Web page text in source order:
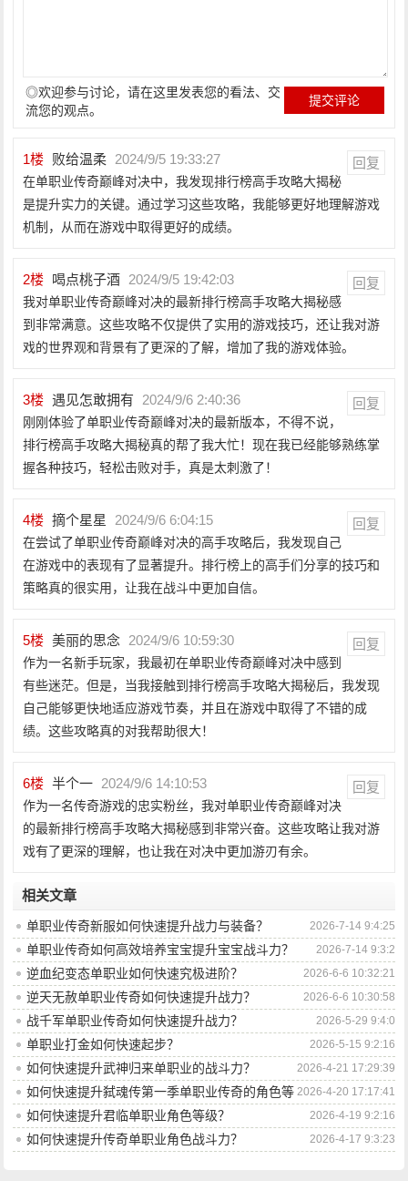
◎欢迎参与讨论，请在这里发表您的看法、交
流您的观点。
1楼 败给温柔 2024/9/5 19:33:27 回复
在单职业传奇巅峰对决中，我发现排行榜高手攻略大揭秘
是提升实力的关键。通过学习这些攻略，我能够更好地理解游戏
机制，从而在游戏中取得更好的成绩。
2楼 喝点桃子酒 2024/9/5 19:42:03 回复
我对单职业传奇巅峰对决的最新排行榜高手攻略大揭秘感
到非常满意。这些攻略不仅提供了实用的游戏技巧，还让我对游
戏的世界观和背景有了更深的了解，增加了我的游戏体验。
3楼 遇见怎敢拥有 2024/9/6 2:40:36 回复
刚刚体验了单职业传奇巅峰对决的最新版本，不得不说，
排行榜高手攻略大揭秘真的帮了我大忙！现在我已经能够熟练掌
握各种技巧，轻松击败对手，真是太刺激了！
4楼 摘个星星 2024/9/6 6:04:15 回复
在尝试了单职业传奇巅峰对决的高手攻略后，我发现自己
在游戏中的表现有了显著提升。排行榜上的高手们分享的技巧和
策略真的很实用，让我在战斗中更加自信。
5楼 美丽的思念 2024/9/6 10:59:30 回复
作为一名新手玩家，我最初在单职业传奇巅峰对决中感到
有些迷茫。但是，当我接触到排行榜高手攻略大揭秘后，我发现
自己能够更快地适应游戏节奏，并且在游戏中取得了不错的成
绩。这些攻略真的对我帮助很大！
6楼 半个一 2024/9/6 14:10:53 回复
作为一名传奇游戏的忠实粉丝，我对单职业传奇巅峰对决
的最新排行榜高手攻略大揭秘感到非常兴奋。这些攻略让我对游
戏有了更深的理解，也让我在对决中更加游刃有余。
相关文章
2026-7-14 9:4:25
单职业传奇新服如何快速提升战力与装备？
2026-7-14 9:3:2
单职业传奇如何高效培养宝宝提升宝宝战斗力？
2026-6-6 10:32:21
逆血纪变态单职业如何快速究极进阶？
2026-6-6 10:30:58
逆天无赦单职业传奇如何快速提升战力？
2026-5-29 9:4:0
战千军单职业传奇如何快速提升战力？
2026-5-15 9:2:16
单职业打金如何快速起步？
2026-4-21 17:29:39
如何快速提升武神归来单职业的战斗力？
2026-4-20 17:17:41
如何快速提升弑魂传第一季单职业传奇的角色等
级？
2026-4-19 9:2:16
如何快速提升君临单职业角色等级？
2026-4-17 9:3:23
如何快速提升传奇单职业角色战斗力？